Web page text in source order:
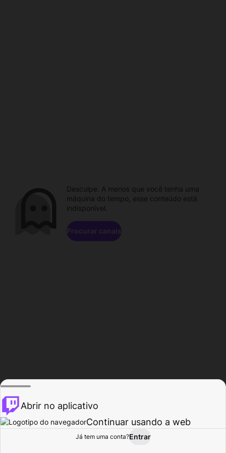
Procurar Atividade
Desculpe. A menos que você tenha uma
máquina do tempo, esse conteúdo está
indisponível.
Procurar canais
Abrir no aplicativo
Continuar usando a web
Já tem uma conta?Entrar